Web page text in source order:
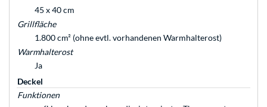
45 x 40 cm
Grillfläche
1.800 cm² (ohne evtl. vorhandenen Warmhalterost)
Warmhalterost
Ja
Deckel
Funktionen